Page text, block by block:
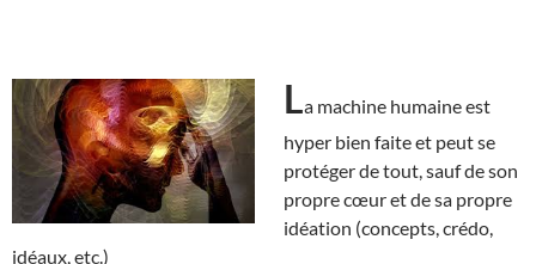
La machine humaine est
hyper bien faite et peut se
protéger de tout, sauf de son
propre cœur et de sa propre
idéation (concepts, crédo,
idéaux, etc.)